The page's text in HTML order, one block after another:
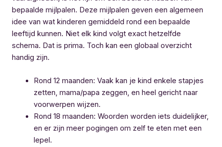
bepaalde mijlpalen. Deze mijlpalen geven een algemeen
idee van wat kinderen gemiddeld rond een bepaalde
leeftijd kunnen. Niet elk kind volgt exact hetzelfde
schema. Dat is prima. Toch kan een globaal overzicht
handig zijn.
Rond 12 maanden: Vaak kan je kind enkele stapjes
zetten, mama/papa zeggen, en heel gericht naar
voorwerpen wijzen.
Rond 18 maanden: Woorden worden iets duidelijker,
en er zijn meer pogingen om zelf te eten met een
lepel.